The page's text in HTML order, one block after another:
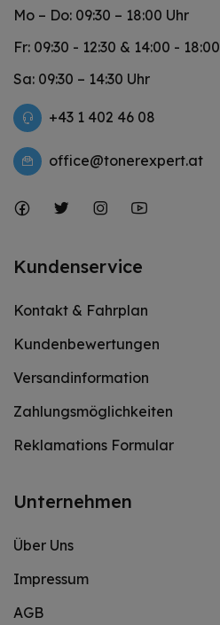
Mo – Do: 09:30 – 18:00 Uhr
Fr: 09:30 - 12:30 & 14:00 - 18:00
Sa: 09:30 – 14:30 Uhr
+43 1 402 46 08
office@tonerexpert.at
Kundenservice
Kontakt & Fahrplan
Kundenbewertungen
Versandinformation
Zahlungsmöglichkeiten
Reklamations Formular
Unternehmen
Über Uns
Impressum
AGB